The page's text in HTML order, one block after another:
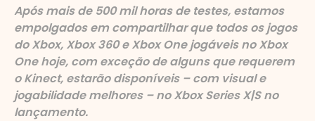
Após mais de 500 mil horas de testes, estamos
empolgados em compartilhar que todos os jogos
do Xbox, Xbox 360 e Xbox One jogáveis no Xbox
One hoje, com exceção de alguns que requerem
o Kinect, estarão disponíveis – com visual e
jogabilidade melhores – no Xbox Series X|S no
lançamento.